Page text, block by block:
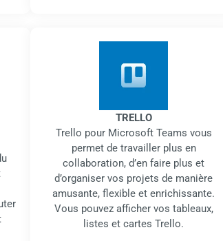
TRELLO
Trello pour Microsoft Teams vous
permet de travailler plus en
collaboration, d’en faire plus et
d’organiser vos projets de manière
amusante, flexible et enrichissante.
Vous pouvez afficher vos tableaux,
listes et cartes Trello.